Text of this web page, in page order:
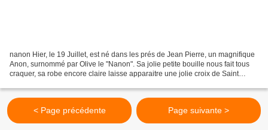
nanon Hier, le 19 Juillet, est né dans les prés de Jean Pierre, un magnifique
Anon, surnommé par Olive le "Nanon". Sa jolie petite bouille nous fait tous
craquer, sa robe encore claire laisse apparaitre une jolie croix de Saint
< Page précédente Page suivante >